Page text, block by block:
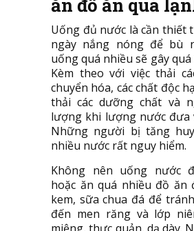
ăn đồ ăn quá
Uống đủ nước là cần thiết
ngày nắng nóng để bù
uống quá nhiều sẽ gây
Kèm theo với việc thải
chuyển hóa, các chất độc
thải các dưỡng chất và
lượng khi lượng nước đưa
Những người bị tăng
nhiều nước rất nguy hiểm.
Không nên uống nước
hoặc ăn quá nhiều đồ ăn
kem, sữa chua đá để
đến men răng và lớp